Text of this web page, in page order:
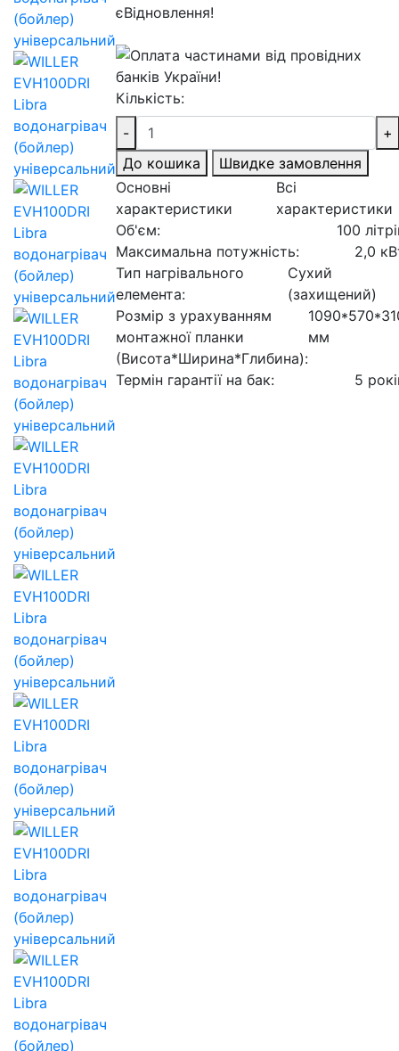
Основні
характеристики
Всі
характеристики
Об'єм:
100
Максимальна потужність:
2,0
Тип нагрівального
елемента:
Сухий
(захищений)
Розмір з урахуванням
монтажної планки
(Висота*Ширина*Глибина):
мм
Термін гарантії на бак: 5
Кількість:
-
+
До кошика
Швидке замовлення